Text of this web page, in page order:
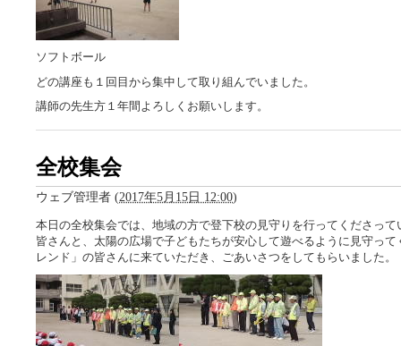
ソフトボール
どの講座も１回目から集中して取り組んでいました。
講師の先生方１年間よろしくお願いします。
全校集会
ウェブ管理者 (2017年5月15日 12:00)
本日の全校集会では、地域の方で登下校の見守りを行ってくださって
皆さんと、太陽の広場で子どもたちが安心して遊べるように見守っ
レンド」の皆さんに来ていただき、ごあいさつをしてもらいました。